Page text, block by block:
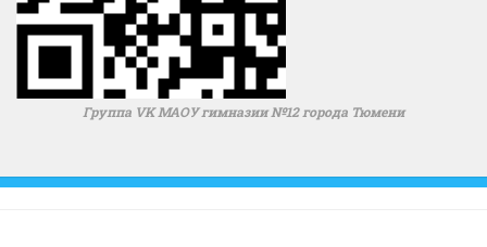
Группа VK МАОУ гимназии №12 города Тюмени